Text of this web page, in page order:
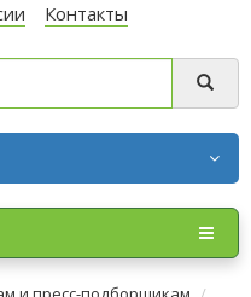
Контакты